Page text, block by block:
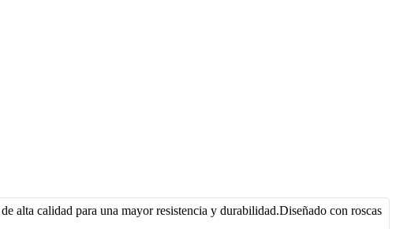
alta calidad para una mayor resistencia y durabilidad.Diseñado con roscas